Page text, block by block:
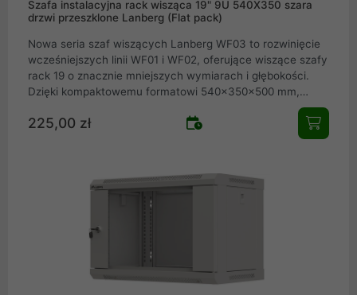
Szafa instalacyjna rack wisząca 19" 9U 540X350 szara
drzwi przeszklone Lanberg (Flat pack)
Nowa seria szaf wiszących Lanberg WF03 to rozwinięcie
wcześniejszych linii WF01 i WF02, oferujące wiszące szafy
rack 19 o znacznie mniejszych wymiarach i głębokości.
Dzięki kompaktowemu formatowi 540×350×500 mm,
urządzenia te stanowią idealny wybór nie tylko dla dużych
firm, ale też dla małych i średnich przedsiębiorstw oraz
lokalnych sieciach LAN czy systemach CCTV. Dostępne w
szerokości 19 oraz wysokościach 4U, 6U, 9U, a także w
dwóch wariantach kolorystycznych (czarna RAL9004 oraz
aranżację okablowania i zabezpieczenie urządzeń nawet
225,00 zł